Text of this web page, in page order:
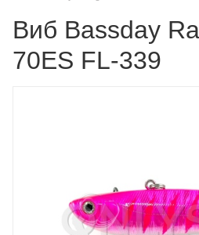
Виб Bassday
70ES FL-339